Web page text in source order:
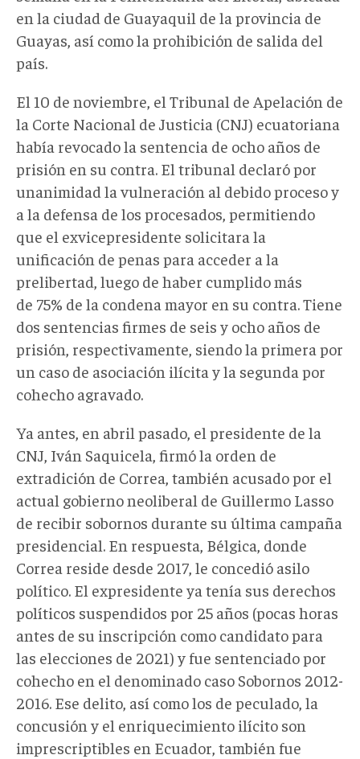
en la ciudad de Guayaquil de la provincia de
Guayas, así como la prohibición de salida del
país.
El 10 de noviembre, el Tribunal de Apelación de
la Corte Nacional de Justicia (CNJ) ecuatoriana
había revocado la sentencia de ocho años de
prisión en su contra. El tribunal declaró por
unanimidad la vulneración al debido proceso y
a la defensa de los procesados, permitiendo
que el exvicepresidente solicitara la
unificación de penas para acceder a la
prelibertad, luego de haber cumplido más
de 75% de la condena mayor en su contra. Tiene
dos sentencias firmes de seis y ocho años de
prisión, respectivamente, siendo la primera por
un caso de asociación ilícita y la segunda por
cohecho agravado.
Ya antes, en abril pasado, el presidente de la
CNJ, Iván Saquicela, firmó la orden de
extradición de Correa, también acusado por el
actual gobierno neoliberal de Guillermo Lasso
de recibir sobornos durante su última campaña
presidencial. En respuesta, Bélgica, donde
Correa reside desde 2017, le concedió asilo
político. El expresidente ya tenía sus derechos
políticos suspendidos por 25 años (pocas horas
antes de su inscripción como candidato para
las elecciones de 2021) y fue sentenciado por
cohecho en el denominado caso Sobornos 2012-
2016. Ese delito, así como los de peculado, la
concusión y el enriquecimiento ilícito son
imprescriptibles en Ecuador, también fue